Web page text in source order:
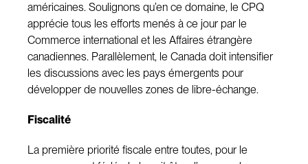
américaines. Soulignons qu’en ce domaine, le CPQ
apprécie tous les efforts menés à ce jour par le
Commerce international et les Affaires étrangère
canadiennes. Parallèlement, le Canada doit intensifier
les discussions avec les pays émergents pour
développer de nouvelles zones de libre-échange.
Fiscalité
La première priorité fiscale entre toutes, pour le